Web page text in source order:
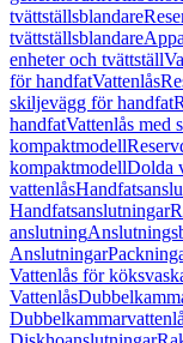
tvättställsblandare
tvättställsblandare
enheter och tvättställ
för handfatVattenlås
skiljevägg för handfat
handfatVattenlås med
kompaktmodell
kompaktmodellDolda
vattenlås
Handfatsanslutningar
anslutning
Anslutningar
Vattenlås för
Vattenlås